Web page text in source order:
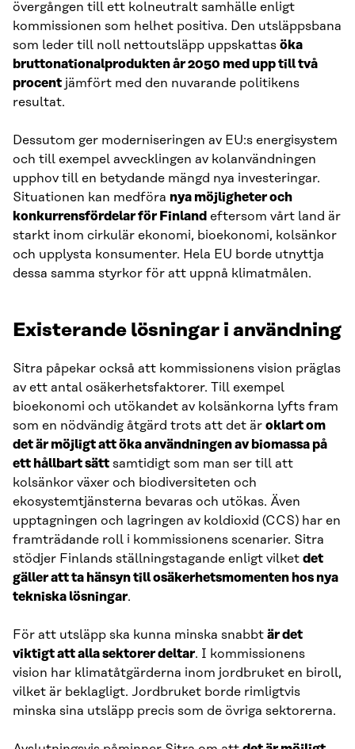
övergången till ett kolneutralt samhälle enligt
kommissionen som helhet positiva. Den utsläppsbana
som leder till noll nettoutsläpp uppskattas öka
bruttonationalprodukten år 2050 med upp till två
procent jämfört med den nuvarande politikens
resultat.
Dessutom ger moderniseringen av EU:s energisystem
och till exempel avvecklingen av kolanvändningen
upphov till en betydande mängd nya investeringar.
Situationen kan medföra nya möjligheter och
konkurrensfördelar för Finland eftersom vårt land är
starkt inom cirkulär ekonomi, bioekonomi, kolsänkor
och upplysta konsumenter. Hela EU borde utnyttja
dessa samma styrkor för att uppnå klimatmålen.
Existerande lösningar i användning
Sitra påpekar också att kommissionens vision präglas
av ett antal osäkerhetsfaktorer. Till exempel
bioekonomi och utökandet av kolsänkorna lyfts fram
som en nödvändig åtgärd trots att det är oklart om
det är möjligt att öka användningen av biomassa på
ett hållbart sätt samtidigt som man ser till att
kolsänkor växer och biodiversiteten och
ekosystemtjänsterna bevaras och utökas. Även
upptagningen och lagringen av koldioxid (CCS) har en
framträdande roll i kommissionens scenarier. Sitra
stödjer Finlands ställningstagande enligt vilket det
gäller att ta hänsyn till osäkerhetsmomenten hos nya
tekniska lösningar.
För att utsläpp ska kunna minska snabbt är det
viktigt att alla sektorer deltar. I kommissionens
vision har klimatåtgärderna inom jordbruket en biroll,
vilket är beklagligt. Jordbruket borde rimligtvis
minska sina utsläpp precis som de övriga sektorerna.